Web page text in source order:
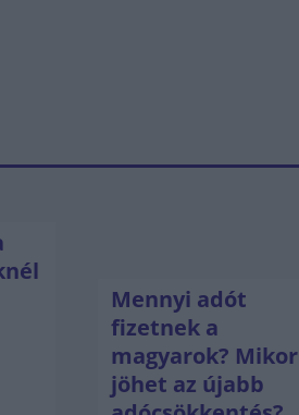
Mennyi adót
fizetnek a
magyarok? Mikor
jöhet az újabb